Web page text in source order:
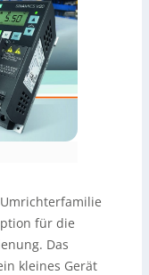
für die
Das
kleines Gerät